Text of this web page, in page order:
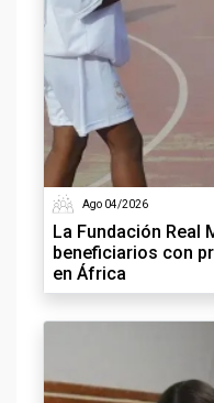
Ago 04/2026
La Fundación Real
beneficiarios con
en África